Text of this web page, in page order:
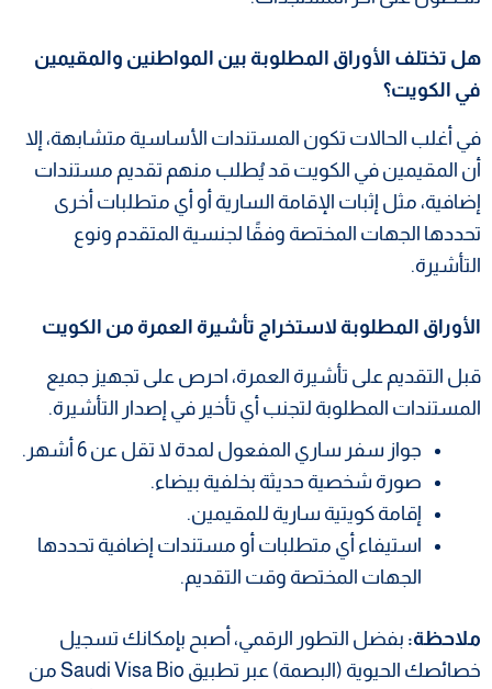
هل تختلف الأوراق المطلوبة بين المواطنين والمقيمين
في الكويت؟
في أغلب الحالات تكون المستندات الأساسية متشابهة، إلا
أن المقيمين في الكويت قد يُطلب منهم تقديم مستندات
إضافية، مثل إثبات الإقامة السارية أو أي متطلبات أخرى
تحددها الجهات المختصة وفقًا لجنسية المتقدم ونوع
التأشيرة.
الأوراق المطلوبة لاستخراج تأشيرة العمرة من الكويت
قبل التقديم على تأشيرة العمرة، احرص على تجهيز جميع
المستندات المطلوبة لتجنب أي تأخير في إصدار التأشيرة.
جواز سفر ساري المفعول لمدة لا تقل عن 6 أشهر.
صورة شخصية حديثة بخلفية بيضاء.
إقامة كويتية سارية للمقيمين.
استيفاء أي متطلبات أو مستندات إضافية تحددها
الجهات المختصة وقت التقديم.
ملاحظة: بفضل التطور الرقمي، أصبح بإمكانك تسجيل
خصائصك الحيوية (البصمة) عبر تطبيق Saudi Visa Bio من